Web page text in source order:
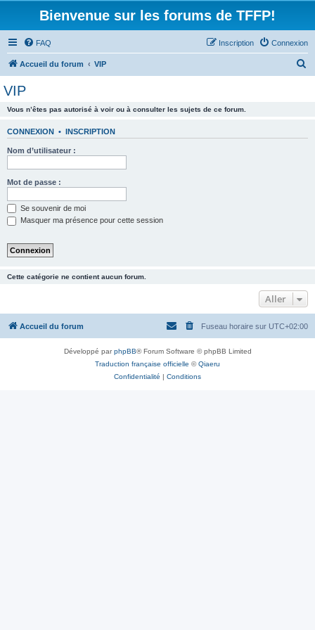
Bienvenue sur les forums de TFFP!
FAQ Connexion
Inscription
Accueil du forum VIP
VIP
Vous n’êtes pas autorisé à voir ou à consulter les sujets de ce forum.
CONNEXION • INSCRIPTION
Nom d’utilisateur :
Mot de passe :
Se souvenir de moi
Masquer ma présence pour cette session
Cette catégorie ne contient aucun forum.
Aller
Accueil du forum Fuseau horaire sur UTC+02:00
Développé parphpBB® Forum Software © phpBB Limited
Traduction française officielle ©Qiaeru
Confidentialité | Conditions